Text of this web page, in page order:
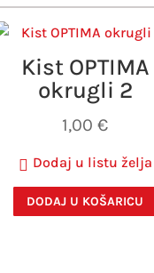
Kist OPTIMA
okrugli 2
1,00€
Dodaj u listu želja
DODAJ U KOŠARICU